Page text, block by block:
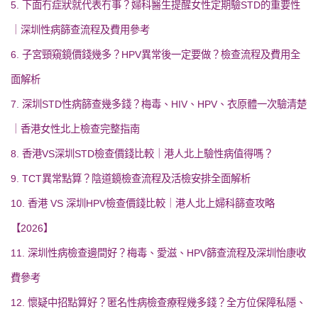
5. 下面冇症狀就代表冇事？婦科醫生提醒女性定期驗STD的重要性
｜深圳性病篩查流程及費用參考
6. 子宮頸窺鏡價錢幾多？HPV異常後一定要做？檢查流程及費用全
面解析
7. 深圳STD性病篩查幾多錢？梅毒、HIV、HPV、衣原體一次驗清楚
｜香港女性北上檢查完整指南
8. 香港VS深圳STD檢查價錢比較｜港人北上驗性病值得嗎？
9. TCT異常點算？陰道鏡檢查流程及活檢安排全面解析
10. 香港 VS 深圳HPV檢查價錢比較｜港人北上婦科篩查攻略
【2026】
11. 深圳性病檢查邊間好？梅毒、愛滋、HPV篩查流程及深圳怡康收
費參考
12. 懷疑中招點算好？匿名性病檢查療程幾多錢？全方位保障私隱、